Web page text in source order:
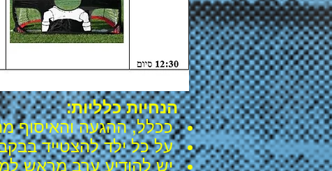
הנחיות כלליות:
ככלל, ההגעה והאיסוף מהמגרש
על כל ילד להצטייד